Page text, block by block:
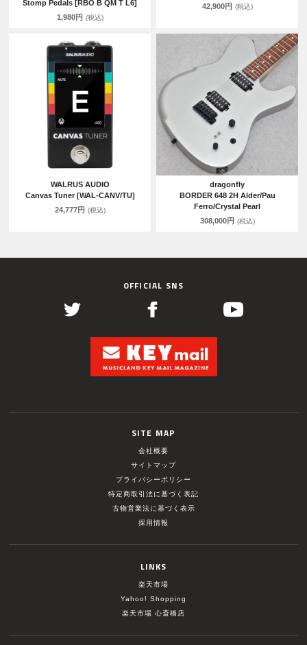
Stomp Pedals [RBO B QM T L6]
1,980円 (税込)
42,900円 (税込)
WALRUS AUDIO
Canvas Tuner [WAL-CANV/TU]
24,777円 (税込)
dragonfly
BORDER 648 2H Alder/Pau
Ferro/Crystal Pearl
308,000円 (税込)
OFFICIAL SNS
SITE MAP
会社概要
サイトマップ
プライバシーポリシー
特定商取引法に基づく表記
古物営業法に基づく表示
採用情報
LINKS
楽天市場
Yahoo! Shopping
楽天市場 心斎橋店